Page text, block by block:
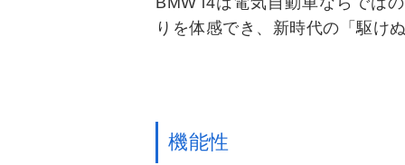
りを体感でき、新時代の「駆け
機能性